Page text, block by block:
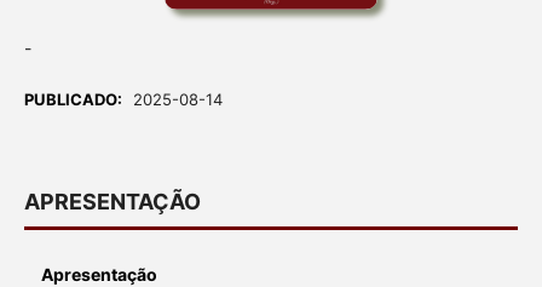
-
PUBLICADO: 2025-08-14
APRESENTAÇÃO
Apresentação